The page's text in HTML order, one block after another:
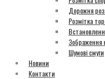
Дорожня
Розмітка
Зображення
Шумові смуги
Новини
Контакти